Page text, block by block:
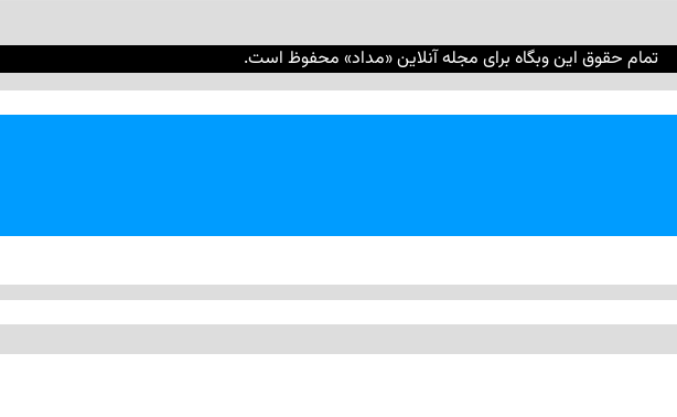
تمام حقوق این وبگاه برای مجله آنلاین «مداد» محفوظ است.